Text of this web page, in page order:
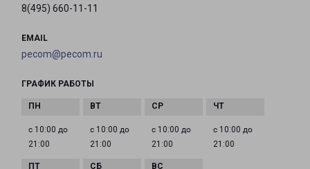
8(495) 660-11-11
EMAIL
pecom@pecom.ru
ГРАФИК РАБОТЫ
с 10:00 до
21:00
с 10:00 до
21:00
с 10:00 до
21:00
с 10:00 до
21:00